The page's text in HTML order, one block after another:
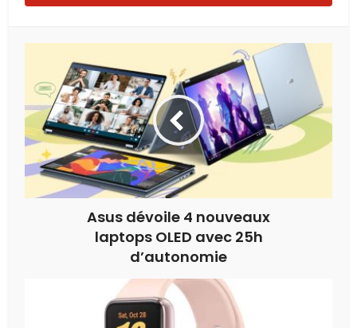
Asus dévoile 4 nouveaux
laptops OLED avec 25h
d’autonomie